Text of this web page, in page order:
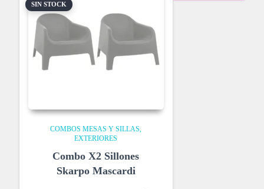
SIN STOCK
COMBOS MESAS Y SILLAS
EXTERIORES
Combo X2 Sillones
Skarpo Mascardi